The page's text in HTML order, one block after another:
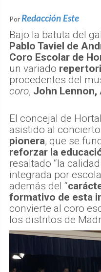
Por Redacción Este
Bajo la batuta del
Pablo Taviel de
Coro Escolar de
un variado
procedentes del
coro, John Lennon,
El concejal de
asistido al
pionera, que se
reforzar la
resaltado “la
integrada por
además del “
formativo de esta
convierte al coro
los distritos de